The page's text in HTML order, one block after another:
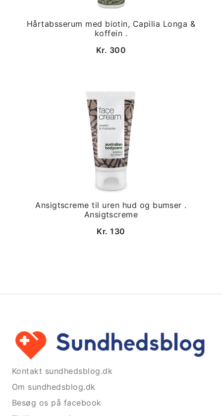
Hårtabsserum med biotin, Capilia Longa &
koffein .
Kr. 300
Ansigtscreme til uren hud og bumser .
Ansigtscreme
Kr. 130
Kontakt sundhedsblog.dk
Om sundhedsblog.dk
Besøg os på facebook